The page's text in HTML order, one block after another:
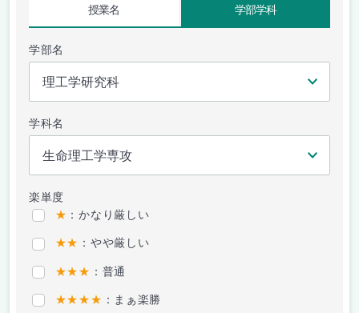
授業名 学部学科
学部名
学科名
楽単度
★ ：かなり厳しい
★★ ：やや厳しい
★★★ ：普通
★★★★ ：まぁ楽勝